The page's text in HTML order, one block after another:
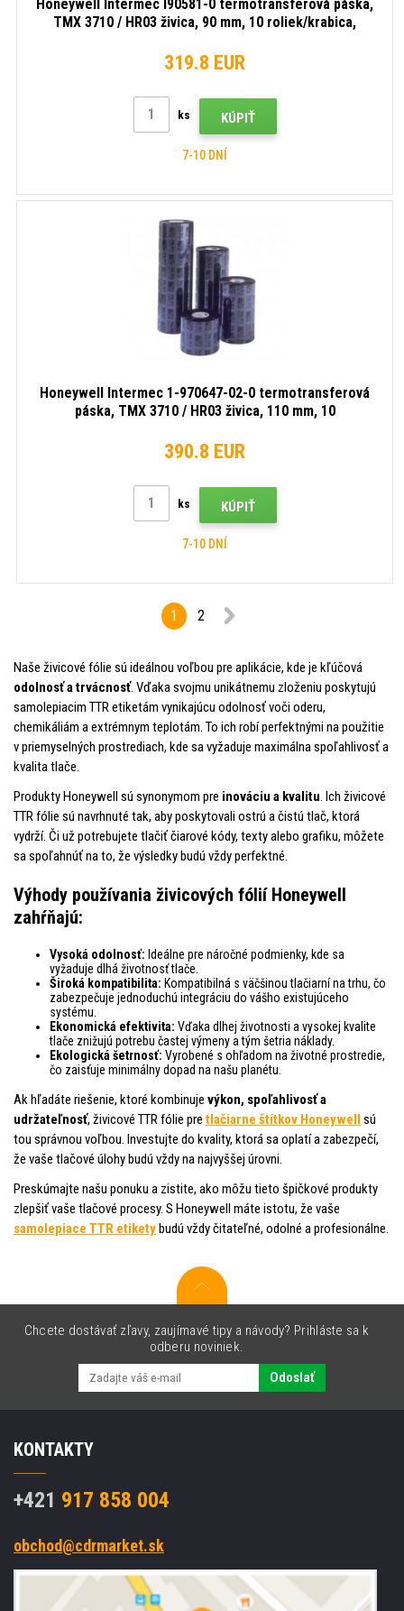
Honeywell Intermec I90581-0 termotransferová páska,
TMX 3710 / HR03 živica, 90 mm, 10 roliek/krabica,
319.8 EUR
ks KÚPIŤ
7-10 DNÍ
Honeywell Intermec 1-970647-02-0 termotransferová
páska, TMX 3710 / HR03 živica, 110 mm, 10
390.8 EUR
ks KÚPIŤ
7-10 DNÍ
1 2
Naše živicové fólie sú ideálnou voľbou pre aplikácie, kde je kľúčová
odolnosť a trvácnosť. Vďaka svojmu unikátnemu zloženiu poskytujú
samolepiacim TTR etiketám vynikajúcu odolnosť voči oderu,
chemikáliám a extrémnym teplotám. To ich robí perfektnými na použitie
v priemyselných prostrediach, kde sa vyžaduje maximálna spoľahlivosť a
kvalita tlače.
Produkty Honeywell sú synonymom pre inováciu a kvalitu. Ich živicové
TTR fólie sú navrhnuté tak, aby poskytovali ostrú a čistú tlač, ktorá
vydrží. Či už potrebujete tlačiť čiarové kódy, texty alebo grafiku, môžete
sa spoľahnúť na to, že výsledky budú vždy perfektné.
Výhody používania živicových fólií Honeywell
zahŕňajú:
Vysoká odolnosť: Ideálne pre náročné podmienky, kde sa
vyžaduje dlhá životnosť tlače.
Široká kompatibilita: Kompatibilná s väčšinou tlačiarní na trhu, čo
zabezpečuje jednoduchú integráciu do vášho existujúceho
systému.
Ekonomická efektivita: Vďaka dlhej životnosti a vysokej kvalite
tlače znižujú potrebu častej výmeny a tým šetria náklady.
Ekologická šetrnosť: Vyrobené s ohľadom na životné prostredie,
čo zaisťuje minimálny dopad na našu planétu.
Ak hľadáte riešenie, ktoré kombinuje výkon, spoľahlivosť a
udržateľnosť, živicové TTR fólie pre tlačiarne štítkov Honeywell sú
tou správnou voľbou. Investujte do kvality, ktorá sa oplatí a zabezpečí,
že vaše tlačové úlohy budú vždy na najvyššej úrovni.
Preskúmajte našu ponuku a zistite, ako môžu tieto špičkové produkty
zlepšiť vaše tlačové procesy. S Honeywell máte istotu, že vaše
samolepiace TTR etiketybudú vždy čitateľné, odolné a profesionálne.
Chcete dostávať zľavy, zaujímavé tipy a návody? Prihláste sa k
odberu noviniek.
Odoslať
KONTAKTY
+421 917 858 004
obchod@cdrmarket.sk